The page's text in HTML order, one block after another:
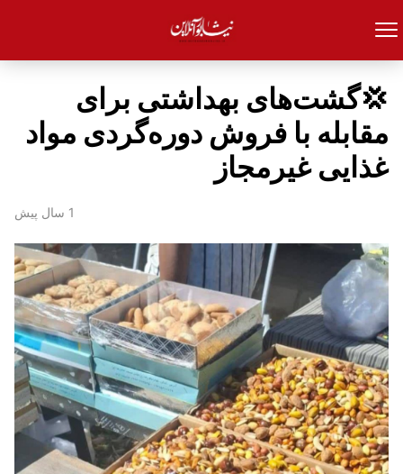
💢گشت‌های بهداشتی برای
مقابله با فروش دوره‌گردی مواد
غذایی غیرمجاز
1 سال پیش